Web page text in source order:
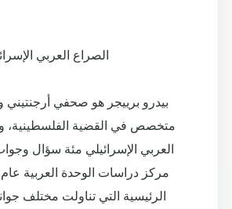
الصراع العربي
بيدرو برييجر هو صحفي أرجنتيني
متخصص في القضية الفلسطينية،
الرئيسية التي تناولت مختلف